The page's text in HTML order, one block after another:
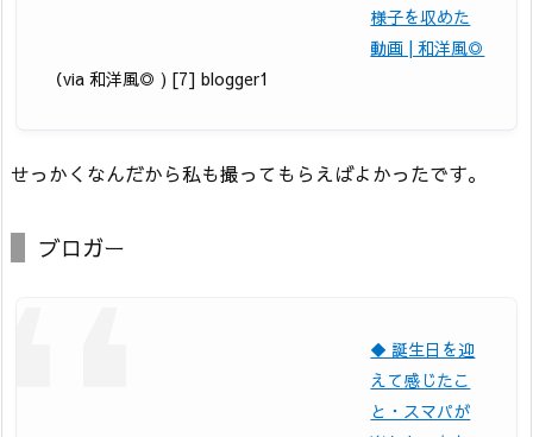
様子を収めた
動画 | 和洋風◎
（via 和洋風◎ ) [7] blogger1
せっかくなんだから私も撮ってもらえばよかったです。
ブロガー
◆ 誕生日を迎
えて感じたこ
と・スマパが